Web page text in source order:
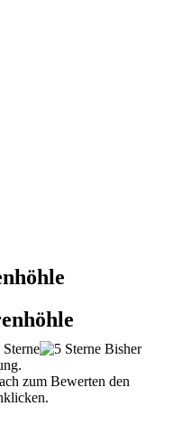
Bisher
zum Bewerten den